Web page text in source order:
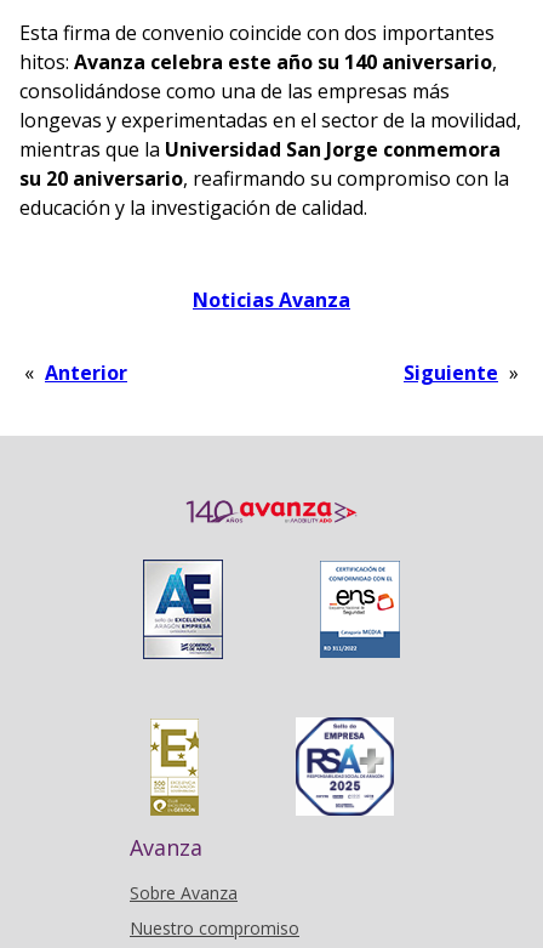
Esta firma de convenio coincide con dos importantes
hitos: Avanza celebra este año su 140 aniversario,
consolidándose como una de las empresas más
longevas y experimentadas en el sector de la movilidad,
mientras que la Universidad San Jorge conmemora
su 20 aniversario, reafirmando su compromiso con la
educación y la investigación de calidad.
Noticias Avanza
« Anterior Siguiente »
Avanza
Sobre Avanza
Nuestro compromiso